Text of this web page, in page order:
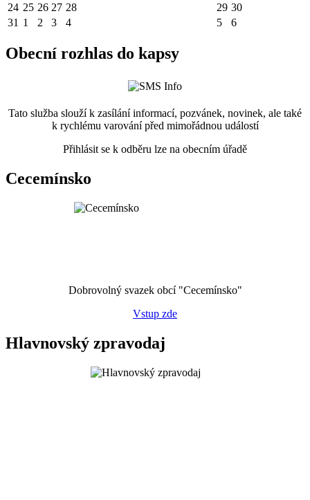
24 25 26 27 28 29 30
31 1 2 3 4 5 6
Obecní rozhlas do kapsy
Tato služba slouží k zasílání informací, pozvánek, novinek, ale také
k rychlému varování před mimořádnou událostí
Přihlásit se k odběru lze na obecním úřadě
Cecemínsko
Dobrovolný svazek obcí "Cecemínsko"
Vstup zde
Hlavnovský zpravodaj